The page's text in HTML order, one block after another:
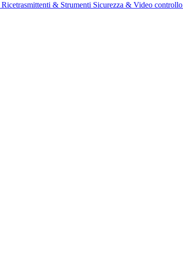
Ricetrasmittenti & Strumenti Sicurezza & Video controllo